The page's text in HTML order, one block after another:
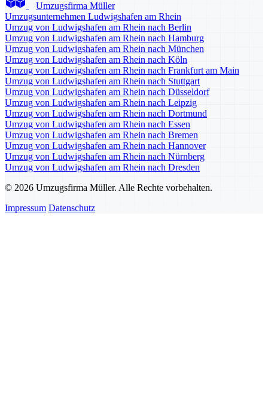
Umzugsfirma Müller
Umzugsunternehmen Ludwigshafen am Rhein
Umzug von Ludwigshafen am Rhein nach Berlin
Umzug von Ludwigshafen am Rhein nach Hamburg
Umzug von Ludwigshafen am Rhein nach München
Umzug von Ludwigshafen am Rhein nach Köln
Umzug von Ludwigshafen am Rhein nach Frankfurt am Main
Umzug von Ludwigshafen am Rhein nach Stuttgart
Umzug von Ludwigshafen am Rhein nach Düsseldorf
Umzug von Ludwigshafen am Rhein nach Leipzig
Umzug von Ludwigshafen am Rhein nach Dortmund
Umzug von Ludwigshafen am Rhein nach Essen
Umzug von Ludwigshafen am Rhein nach Bremen
Umzug von Ludwigshafen am Rhein nach Hannover
Umzug von Ludwigshafen am Rhein nach Nürnberg
Umzug von Ludwigshafen am Rhein nach Dresden
© 2026 Umzugsfirma Müller. Alle Rechte vorbehalten.
Impressum Datenschutz